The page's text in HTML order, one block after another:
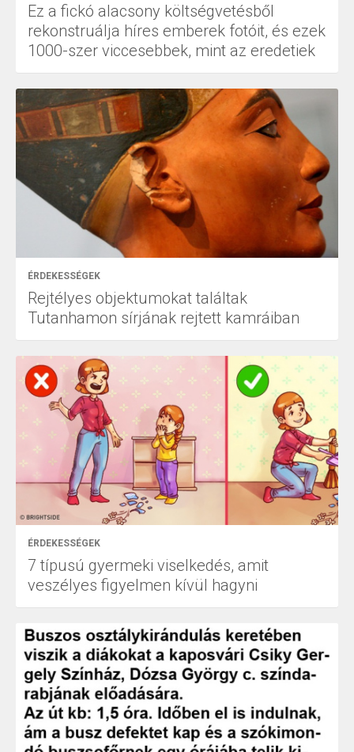
Ez a fickó alacsony költségvetésből
rekonstruálja híres emberek fotóit, és ezek
1000-szer viccesebbek, mint az eredetiek
ÉRDEKESSÉGEK
Rejtélyes objektumokat találtak
Tutanhamon sírjának rejtett kamráiban
ÉRDEKESSÉGEK
7 típusú gyermeki viselkedés, amit
veszélyes figyelmen kívül hagyni